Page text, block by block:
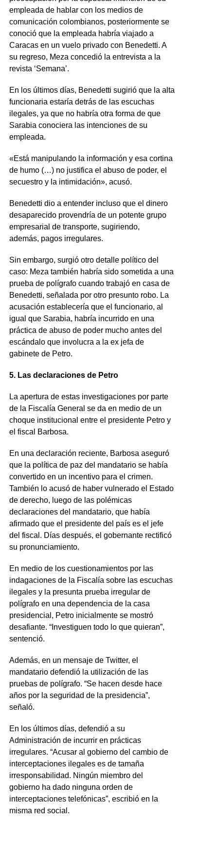
empleada de hablar con los medios de
comunicación colombianos, posteriormente se
conoció que la empleada habría viajado a
Caracas en un vuelo privado con Benedetti. A
su regreso, Meza concedió la entrevista a la
revista ‘Semana’.
En los últimos días, Benedetti sugirió que la alta
funcionaria estaría detrás de las escuchas
ilegales, ya que no habría otra forma de que
Sarabia conociera las intenciones de su
empleada.
«Está manipulando la información y esa cortina
de humo (…) no justifica el abuso de poder, el
secuestro y la intimidación», acusó.
Benedetti dio a entender incluso que el dinero
desaparecido provendría de un potente grupo
empresarial de transporte, sugiriendo,
además, pagos irregulares.
Sin embargo, surgió otro detalle político del
caso: Meza también habría sido sometida a una
prueba de polígrafo cuando trabajó en casa de
Benedetti, señalada por otro presunto robo. La
acusación establecería que el funcionario, al
igual que Sarabia, habría incurrido en una
práctica de abuso de poder mucho antes del
escándalo que involucra a la ex jefa de
gabinete de Petro.
5. Las declaraciones de Petro
La apertura de estas investigaciones por parte
de la Fiscalía General se da en medio de un
choque institucional entre el presidente Petro y
el fiscal Barbosa.
En una declaración reciente, Barbosa aseguró
que la política de paz del mandatario se había
convertido en un incentivo para el crimen.
También lo acusó de haber vulnerado el Estado
de derecho, luego de las polémicas
declaraciones del mandatario, que había
afirmado que el presidente del país es el jefe
del fiscal. Días después, el gobernante rectificó
su pronunciamiento.
En medio de los cuestionamientos por las
indagaciones de la Fiscalía sobre las escuchas
ilegales y la presunta prueba irregular de
polígrafo en una dependencia de la casa
presidencial, Petro inicialmente se mostró
desafiante. “Investiguen todo lo que quieran”,
sentenció.
Además, en un mensaje de Twitter, el
mandatario defendió la utilización de las
pruebas de polígrafo. “Se hacen desde hace
años por la seguridad de la presidencia”,
señaló.
En los últimos días, defendió a su
Administración de incurrir en prácticas
irregulares. “Acusar al gobierno del cambio de
interceptaciones ilegales es de tamaña
irresponsabilidad. Ningún miembro del
gobierno ha dado ninguna orden de
interceptaciones telefónicas”, escribió en la
misma red social.